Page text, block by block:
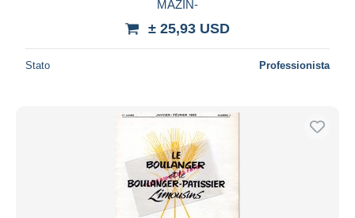
MAZIN-
± 25,93 USD
Stato Professionista